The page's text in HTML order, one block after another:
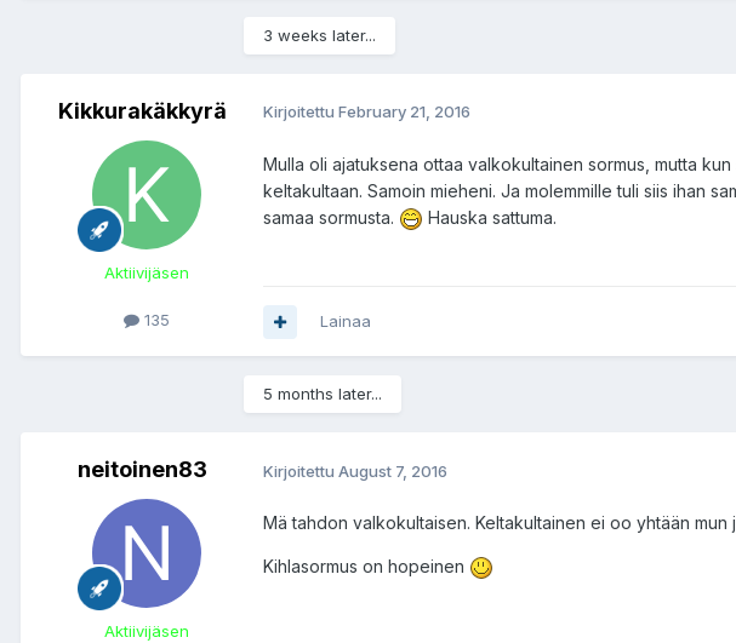
3 weeks later...
Kikkurakäkkyrä
Aktiivijäsen
135
Kirjoitettu February 21, 2016
Mulla oli ajatuksena ottaa valkokultainen sormus, mutta
keltakultaan. Samoin mieheni. Ja molemmille tuli siis ihan
samaa sormusta.
Hauska sattuma.
Lainaa
5 months later...
neitoinen83
Aktiivijäsen
Kirjoitettu August 7, 2016
Mä tahdon valkokultaisen. Keltakultainen ei oo yhtään mun
Kihlasormus on hopeinen